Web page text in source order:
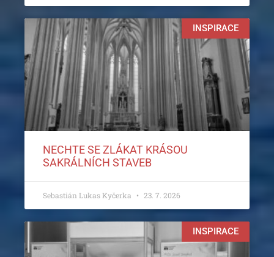
INSPIRACE
NECHTE SE ZLÁKAT KRÁSOU
SAKRÁLNÍCH STAVEB
Sebastián Lukas Kyčerka 23. 7. 2026
INSPIRACE